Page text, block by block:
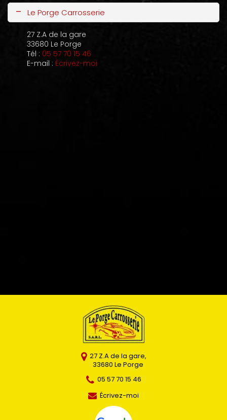
Le Porge Carrosserie
-
27 Z.A de la gare
33680 Le Porge
Tél : 05 57 70 15 46
E-mail : Écrivez-moi
27 Z.A de la gare,
33680 Le Porge
05 57 70 15 46
Écrivez-moi